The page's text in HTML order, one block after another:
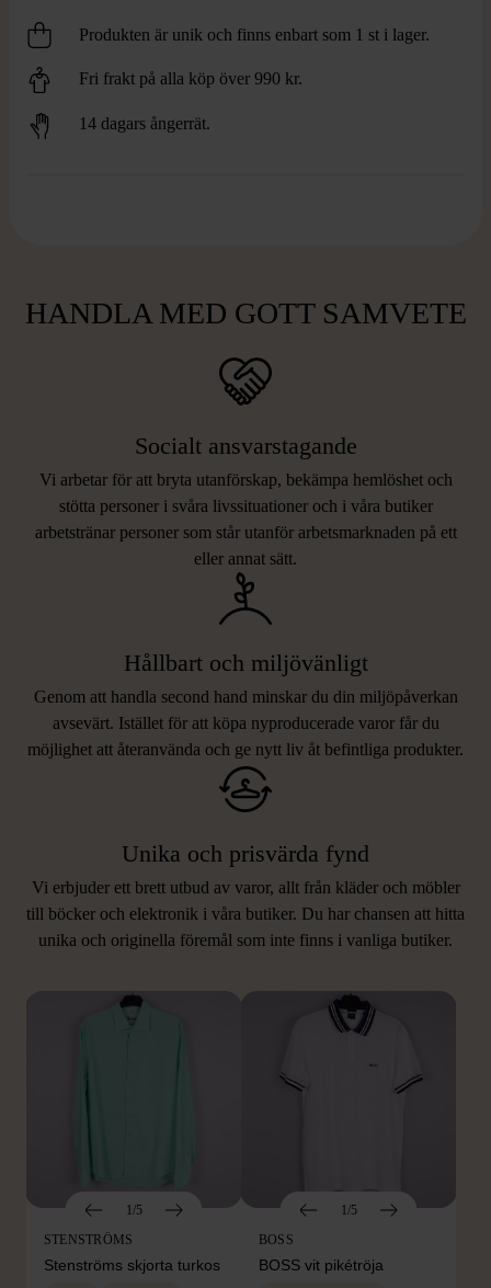
Produkten är unik och finns enbart som 1 st i lager.
Fri frakt på alla köp över 990 kr.
14 dagars ångerrät.
HANDLA MED GOTT SAMVETE
Socialt ansvarstagande
Vi arbetar för att bryta utanförskap, bekämpa hemlöshet och
stötta personer i svåra livssituationer och i våra butiker
arbetstränar personer som står utanför arbetsmarknaden på ett
eller annat sätt.
Hållbart och miljövänligt
Genom att handla second hand minskar du din miljöpåverkan
avsevärt. Istället för att köpa nyproducerade varor får du
möjlighet att återanvända och ge nytt liv åt befintliga produkter.
Unika och prisvärda fynd
Vi erbjuder ett brett utbud av varor, allt från kläder och möbler
till böcker och elektronik i våra butiker. Du har chansen att hitta
unika och originella föremål som inte finns i vanliga butiker.
LIKNANDE PRODUKTER
Hitta produkter som påminner om denna
1/5
STENSTRÖMS
Stenströms skjorta turkos
1/5
BOSS
BOSS vit pikétröja